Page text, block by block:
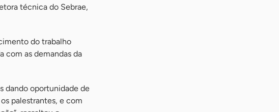
técnica do Sebrae,
do trabalho
com as demandas da
dando oportunidade de
palestrantes, e com